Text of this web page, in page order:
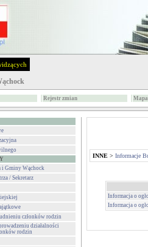
Rejestr zmian
i Gminy Wąchock
/ Sekretarz
członków rodzin
działalności
rodzin
INNE > Informacje
Informacja o
Informacja o